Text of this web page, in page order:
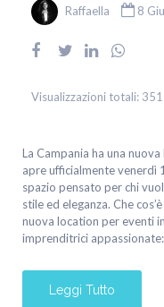
Raffaella 8
Visualizzazioni totali: 351
La Campania ha una
apre ufficialmente venerdì
spazio pensato per chi
stile ed eleganza. Che
nuova location per eventi
imprenditrici
Leggi Tutto